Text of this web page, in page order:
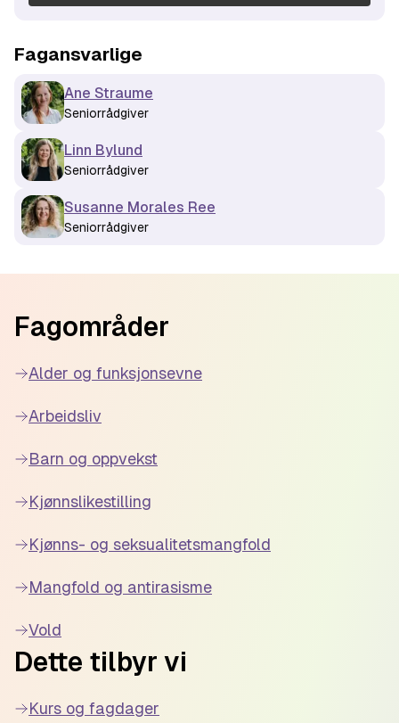
Fagansvarlige
Ane Straume
Seniorrådgiver
Linn Bylund
Seniorrådgiver
Susanne Morales Ree
Seniorrådgiver
Fagområder
Alder og funksjonsevne
Arbeidsliv
Barn og oppvekst
Kjønnslikestilling
Kjønns- og seksualitetsmangfold
Mangfold og antirasisme
Vold
Dette tilbyr vi
Kurs og fagdager